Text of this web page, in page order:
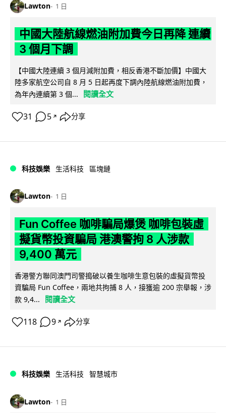
Lawton 1 日
中國大陸航線燃油附加費今日再降 連續
3 個月下調
【中國大陸連續 3 個月減附加費，相反香港不斷加價】中國大
陸多家航空公司自 8 月 5 日起再度下調內陸航線燃油附加費，
為年內連續第 3 個...
閱讀全文
31 5 ↗ 分享
科技娛樂 生活科技 區塊鏈
Lawton 1 日
Fun Coffee 咖啡騙局爆煲 咖啡包裝虛
擬貨幣投資騙局 港澳警拘 8 人涉款
9,400 萬元
香港警方聯同澳門司警搗破以養生咖啡生意包裝的虛擬貨幣投
資騙局 Fun Coffee，兩地共拘捕 8 人，接獲逾 200 宗舉報，涉
款 9,4...
閱讀全文
118 9 ↗ 分享
科技娛樂 生活科技 智慧城市
Lawton 1 日